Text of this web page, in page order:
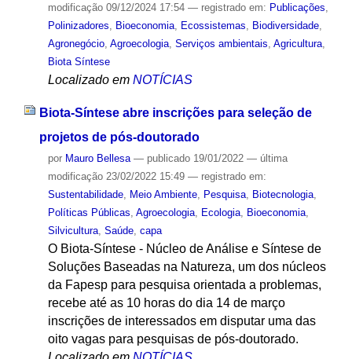
modificação09/12/2024 17:54 — registrado em: Publicações
Polinizadores
Bioeconomia, Ecossistemas Biodiversidade,
Agronegócio, Agroecologia, Serviços ambientais Agricultura,
Biota Síntese
Localizado em NOTÍCIAS
Biota-Síntese abre inscrições para seleção de
projetos de pós-doutorado
por Mauro Bellesa — publicado19/01/2022 — última
modificação23/02/2022 15:49 — registrado em:
Sustentabilidade, Meio Ambiente, Pesquisa, Biotecnologia,
Políticas Públicas, Agroecologia, Ecologia, Bioeconomia,
Silvicultura, Saúde, capa
O Biota-Síntese - Núcleo de Análise e Síntese de
Soluções Baseadas na Natureza, um dos núcleos
da Fapesp para pesquisa orientada a problemas,
recebe até as 10 horas do dia 14 de março
inscrições de interessados em disputar uma das
oito vagas para pesquisas de pós-doutorado.